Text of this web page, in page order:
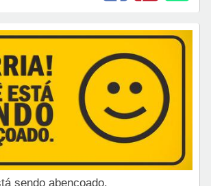
sendo abençoado.